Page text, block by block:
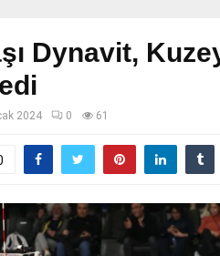
Dynavit,
2024 0 61